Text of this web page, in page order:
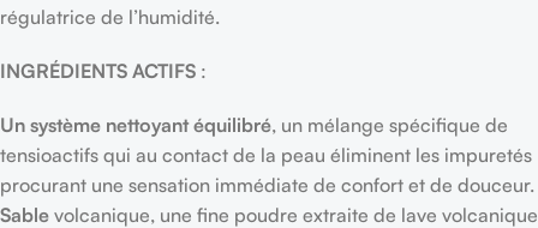
régulatrice de l’humidité.
INGRÉDIENTS ACTIFS :
Un système nettoyant équilibré, un mélange spécifique de
tensioactifs qui au contact de la peau éliminent les impuretés
procurant une sensation immédiate de confort et de douceur.
Sable volcanique, une fine poudre extraite de lave volcanique